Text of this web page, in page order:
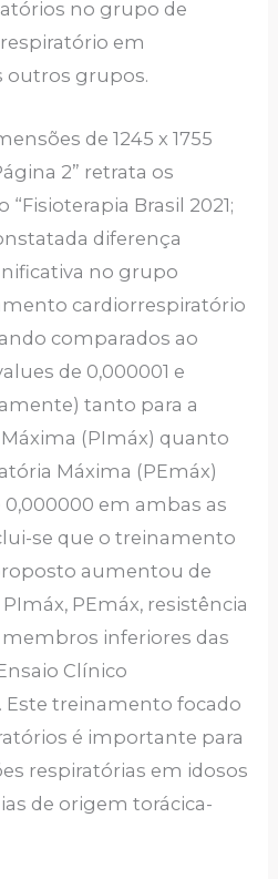
no grupo de
em
outros grupos.
de 1245 x 1755
2” retrata os
Brasil 2021;
diferença
no grupo
cardiorrespiratório
comparados ao
de 0,000001 e
tanto para a
(PImáx) quanto
Máxima (PEmáx)
em ambas as
se que o treinamento
aumentou de
PEmáx, resistência
inferiores das
Clínico
Este treinamento focado
é importante para
respiratórias em idosos
de origem torácica-